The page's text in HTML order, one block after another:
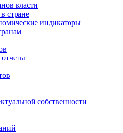
власти
стране
индикаторы
собственности